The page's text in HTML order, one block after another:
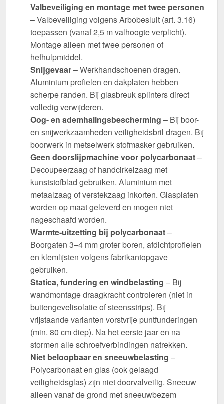
Valbeveiliging en montage met twee personen
– Valbeveiliging volgens Arbobesluit (art. 3.16)
toepassen (vanaf 2,5 m valhoogte verplicht).
Montage alleen met twee personen of
hefhulpmiddel.
Snijgevaar– Werkhandschoenen dragen.
Aluminium profielen en dakplaten hebben
scherpe randen. Bij glasbreuk splinters direct
volledig verwijderen.
Oog- en ademhalingsbescherming – Bij boor-
en snijwerkzaamheden veiligheidsbril dragen. Bij
boorwerk in metselwerk stofmasker gebruiken.
Geen doorslijpmachine voor polycarbonaat–
Decoupeerzaag of handcirkelzaag met
kunststofblad gebruiken. Aluminium met
metaalzaag of verstekzaag inkorten. Glasplaten
worden op maat geleverd en mogen niet
nageschaafd worden.
Warmte-uitzetting bij polycarbonaat–
Boorgaten 3–4 mm groter boren, afdichtprofielen
en klemlijsten volgens fabrikantopgave
gebruiken.
Statica, fundering en windbelasting – Bij
wandmontage draagkracht controleren (niet in
buitengevelisolatie of steensstrips). Bij
vrijstaande varianten vorstvrije puntfunderingen
(min. 80 cm diep). Na het eerste jaar en na
stormen alle schroefverbindingen natrekken.
Niet beloopbaar en sneeuwbelasting –
Polycarbonaat en glas (ook gelaagd
veiligheidsglas) zijn niet doorvalveilig. Sneeuw
alleen vanaf de grond met sneeuwbezem